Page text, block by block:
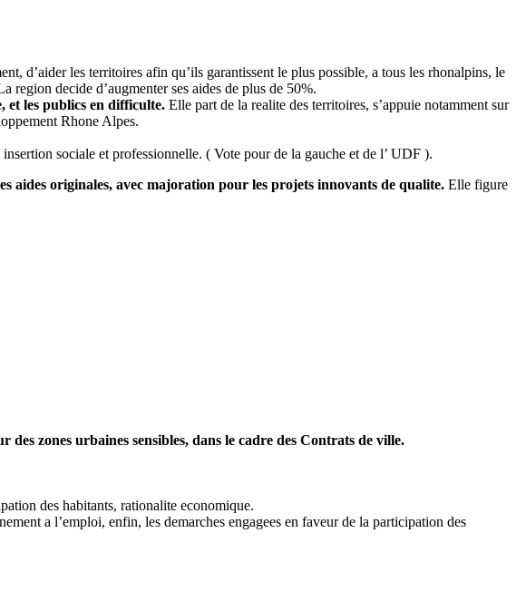
d’aider les territoires afin qu’ils garantissent le plus possible, a tous les rhonalpins, le
region decide d’augmenter ses aides de plus de 50%.
et les publics en difficulte. Elle part de la realite des territoires, s’appuie notamment sur
Rhone Alpes.
sociale et professionnelle. ( Vote pour de la gauche et de l’ UDF ).
aides originales, avec majoration pour les projets innovants de qualite. Elle figure
zones urbaines sensibles, dans le cadre des Contrats de ville.
des habitants, rationalite economique.
a l’emploi, enfin, les demarches engagees en faveur de la participation des